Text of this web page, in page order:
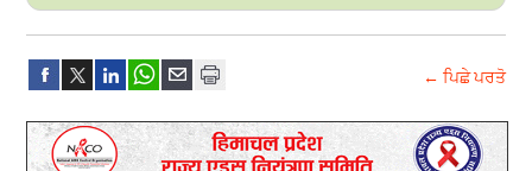
← ਪਿਛੇ ਪਰਤੋ